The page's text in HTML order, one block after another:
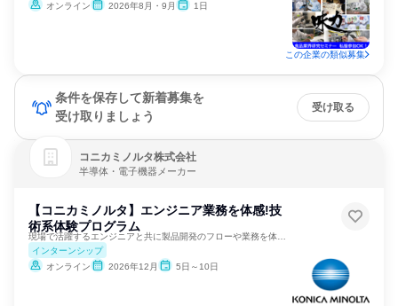
オンライン
2026年8月・9月 1日
この企業の類似募集
条件を保存して新着募集を
受け取りましょう
受け取る
コニカミノルタ株式会社
半導体・電子機器メーカー
【コニカミノルタ】エンジニア業務を体感!技
術系体験プログラム
インターンシップ
オンライン
2026年12月 5日～10日